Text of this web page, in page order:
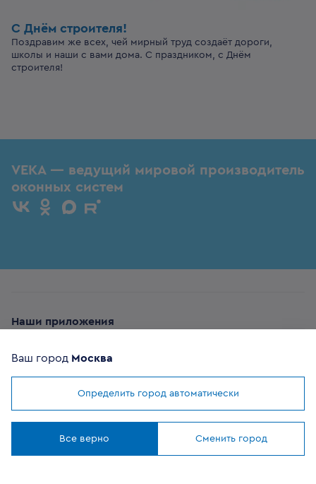
С Днём строителя!
Поздравим же всех, чей мирный труд создаёт дороги,
школы и наши с вами дома. С праздником, с Днём
строителя!
Мы используем cookies
VEKA — ведущий мировой производитель
оконных систем
Наши приложения
Ваш город Москва
Определить город автоматически
Все верно Сменить город